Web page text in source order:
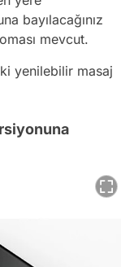
bayılacağınız
mevcut.
yenilebilir masaj